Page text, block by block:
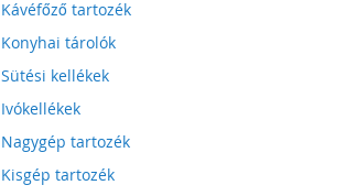
Kávéfőző tartozék
Konyhai tárolók
Sütési kellékek
Ivókellékek
Nagygép tartozék
Kisgép tartozék